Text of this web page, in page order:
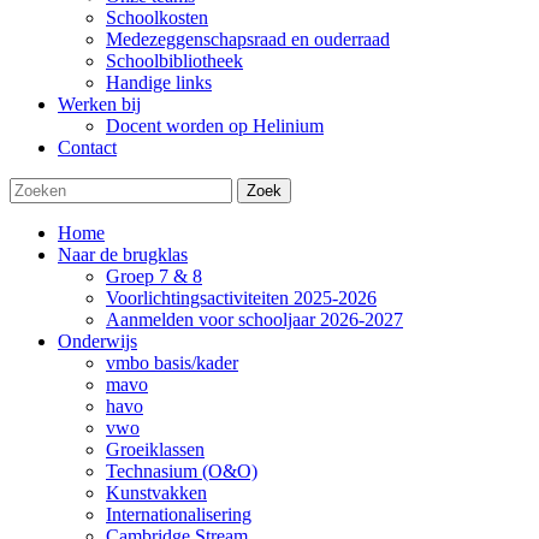
Schoolkosten
Medezeggenschapsraad en ouderraad
Schoolbibliotheek
Handige links
Werken bij
Docent worden op Helinium
Contact
Zoek
Home
Naar de brugklas
Groep 7 & 8
Voorlichtingsactiviteiten 2025-2026
Aanmelden voor schooljaar 2026-2027
Onderwijs
vmbo basis/kader
mavo
havo
vwo
Groeiklassen
Technasium (O&O)
Kunstvakken
Internationalisering